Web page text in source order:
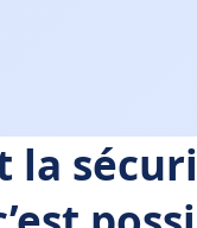
la